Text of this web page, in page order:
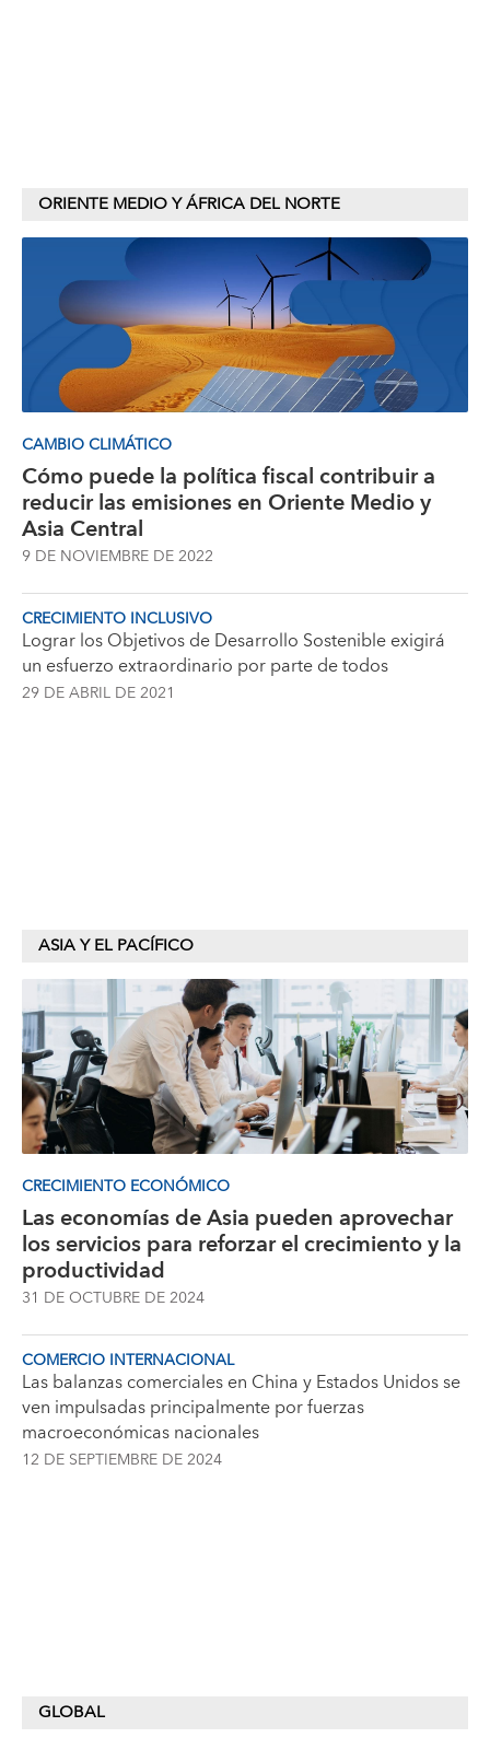
ORIENTE MEDIO Y ÁFRICA DEL NORTE
CAMBIO CLIMÁTICO
Cómo puede la política fiscal contribuir a
reducir las emisiones en Oriente Medio y
Asia Central
9 DE NOVIEMBRE DE 2022
CRECIMIENTO INCLUSIVO
Lograr los Objetivos de Desarrollo Sostenible exigirá
un esfuerzo extraordinario por parte de todos
29 DE ABRIL DE 2021
ASIA Y EL PACÍFICO
CRECIMIENTO ECONÓMICO
Las economías de Asia pueden aprovechar
los servicios para reforzar el crecimiento y la
productividad
31 DE OCTUBRE DE 2024
COMERCIO INTERNACIONAL
Las balanzas comerciales en China y Estados Unidos se
ven impulsadas principalmente por fuerzas
macroeconómicas nacionales
12 DE SEPTIEMBRE DE 2024
GLOBAL